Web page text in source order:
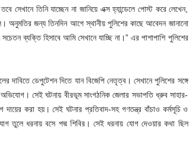
সেখানে তিনি যাচ্ছেন না জানিয়ে এক্স হ্যান্ডেলে পোস্ট করে লেখেন,
অনুমতির জন্য তিনদিন আগে স্থানীয় পুলিশের কাছে আবেদন জানানো
ব্যক্তি হিসাবে আমি সেখানে যাচ্ছি না।” এর পাশাপাশি পুলিশের
দাবিতে ডেপুটেশন দিতে যান বিজেপি নেতৃত্ব। সেখানে পুলিশের সঙ্গে
সেই ঘটনায় বীরভূম সাংগঠনিক জেলার সভাপতি ধ্রুব সাহার-
করা হয়। সেই ঘটনার প্রতিবাদ-সহ গণতন্ত্র বাঁচাও কর্মসূচি ও
তুলে ধরনায় বসে পদ্ম শিবির। সেই ধরনায় যোগ দেওয়ার কথা ছিল